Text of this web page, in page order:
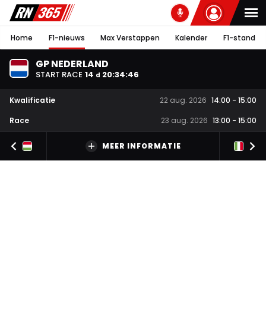
Home F1-nieuws Max Verstappen Kalender F1-stand
GP NEDERLAND
START RACE 14 d 20:34:46
Kwalificatie 22 aug. 2026 14:00 - 15:00
Race
23 aug. 2026 13:00 - 15:00
MEER INFORMATIE